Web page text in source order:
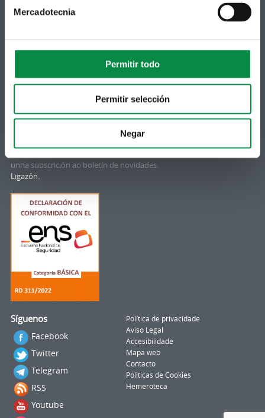
Mercadotecnia
Permitir todo
Permitir selección
Negar
© Concello de Ames
Praza do Concello, 2 |15220
Bertamiráns (Ames)
Telf 981 883 002 | Fax 981 883 925
Subscrición boletíns
unha subscrición ao boletín de novidades.
Ligazón.
Síguenos
Facebook
Twitter
Telegram
RSS
Youtube
Política de privacidade
Aviso Legal
Accesibilidade
Mapa web
Contacto
Politicas de Cookies
Hemeroteca